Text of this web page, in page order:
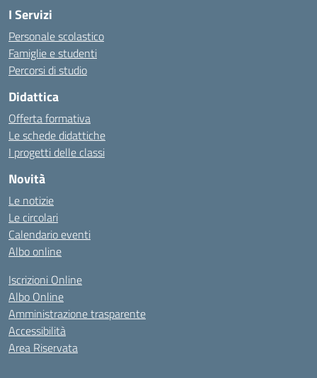
I Servizi
Personale scolastico
Famiglie e studenti
Percorsi di studio
Didattica
Offerta formativa
Le schede didattiche
I progetti delle classi
Novità
Le notizie
Le circolari
Calendario eventi
Albo online
Iscrizioni Online
Albo Online
Amministrazione trasparente
Accessibilità
Area Riservata